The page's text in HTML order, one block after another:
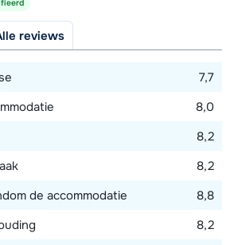
reviews
7,7
8,0
8,2
8,2
de accommodatie
8,8
8,2